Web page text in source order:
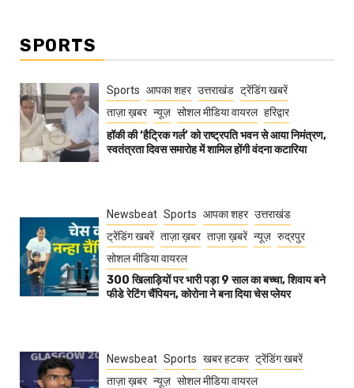
SPORTS
Sports आपका शहर उत्तराखंड ट्रेंडिंग खबरें
ताज़ा ख़बर न्यूज़ सोशल मीडिया वायरल हरिद्वार
हॉकी की ‘हैट्रिक गर्ल’ को राष्ट्रपति भवन से आया निमंत्रण,
स्वतंत्रता दिवस समारोह में शामिल होंगी वंदना कटारिया
Newsbeat Sports आपका शहर उत्तराखंड
ट्रेंडिंग खबरें ताज़ा ख़बर ताज़ा ख़बरें न्यूज़ रुद्रपुर
सोशल मीडिया वायरल
300 खिलाड़ियों पर भारी पड़ा 9 साल का बच्चा, शिवाय बने
फीडे रेटिंग चैंपियन, कोरोना ने बना दिया चेस प्लेयर
Newsbeat Sports खबर हटकर ट्रेंडिंग खबरें
ताज़ा ख़बर न्यूज़ सोशल मीडिया वायरल